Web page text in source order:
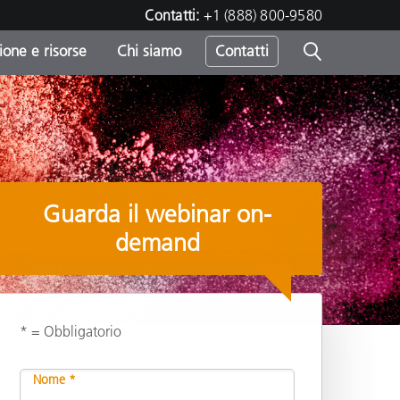
Contatti: +1 (888) 800-9580
e risorse Chi siamo Contatti
Condividi
Guarda il webinar on-
demand
* = Obbligatorio
Nome *